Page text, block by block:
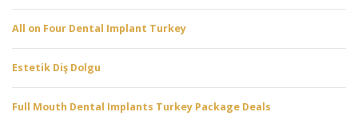
All on Four Dental Implant Turkey
Estetik Diş Dolgu
Full Mouth Dental Implants Turkey Package Deals